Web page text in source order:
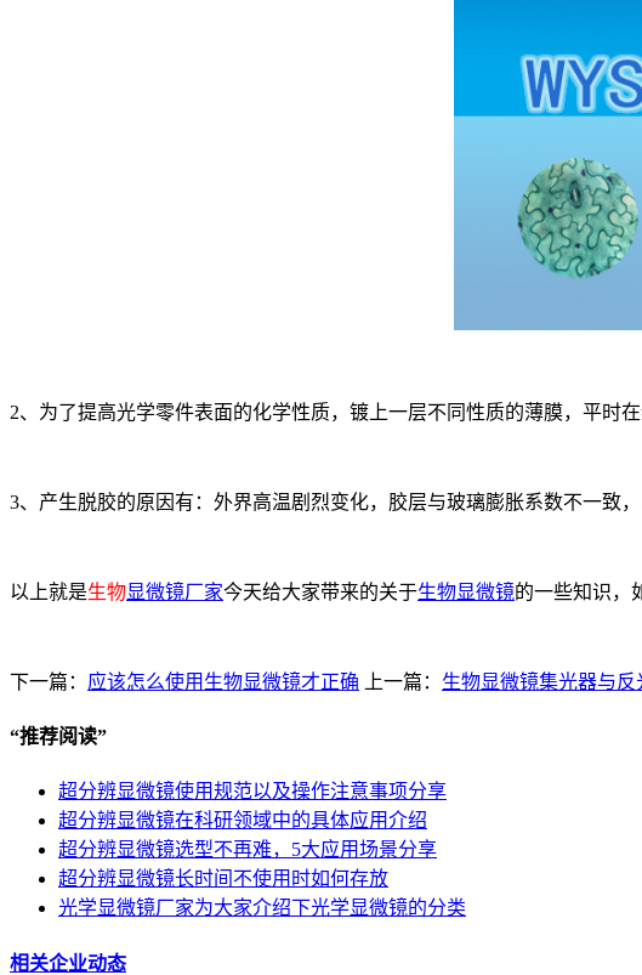
2、为了提高光学零件表面的化学性质，镀上一层不同性质的薄膜，平时
3、产生脱胶的原因有：外界高温剧烈变化，胶层与玻璃膨胀系数不一致
以上就是生物显微镜厂家今天给大家带来的关于生物显微镜的一些知识，
下一篇： 应该怎么使用生物显微镜才正确 上一篇： 生物显微镜集光器与
“推荐阅读”
超分辨显微镜使用规范以及操作注意事项分享
超分辨显微镜在科研领域中的具体应用介绍
超分辨显微镜选型不再难，5大应用场景分享
超分辨显微镜长时间不使用时如何存放
光学显微镜厂家为大家介绍下光学显微镜的分类
相关企业动态